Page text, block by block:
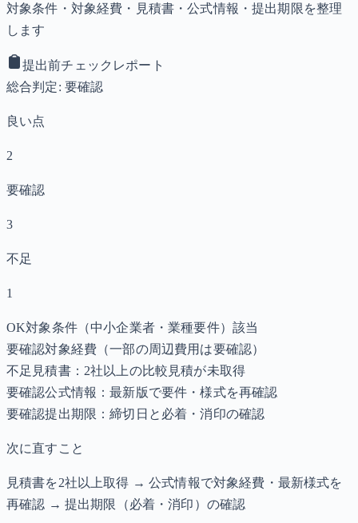
対象条件・対象経費・見積書・公式情報・提出期限を整理
します
提出前チェックレポート
総合判定: 要確認
良い点
2
要確認
3
不足
1
OK対象条件（中小企業者・業種要件）該当
要確認対象経費（一部の周辺費用は要確認）
不足 見積書：2社以上の比較見積が未取得
要確認公式情報：最新版で要件・様式を再確認
要確認提出期限：締切日と必着・消印の確認
次に直すこと
見積書を2社以上取得 → 公式情報で対象経費・最新様式を
再確認 → 提出期限（必着・消印）の確認